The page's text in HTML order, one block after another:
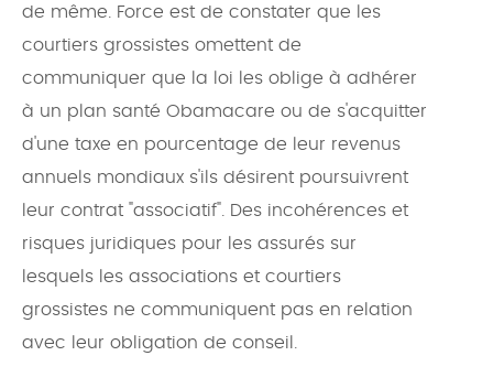
de même. Force est de constater que les
courtiers grossistes omettent de
communiquer que la loi les oblige à adhérer
à un plan santé Obamacare ou de s'acquitter
d'une taxe en pourcentage de leur revenus
annuels mondiaux s'ils désirent poursuivrent
leur contrat "associatif". Des incohérences et
risques juridiques pour les assurés sur
lesquels les associations et courtiers
grossistes ne communiquent pas en relation
avec leur obligation de conseil.